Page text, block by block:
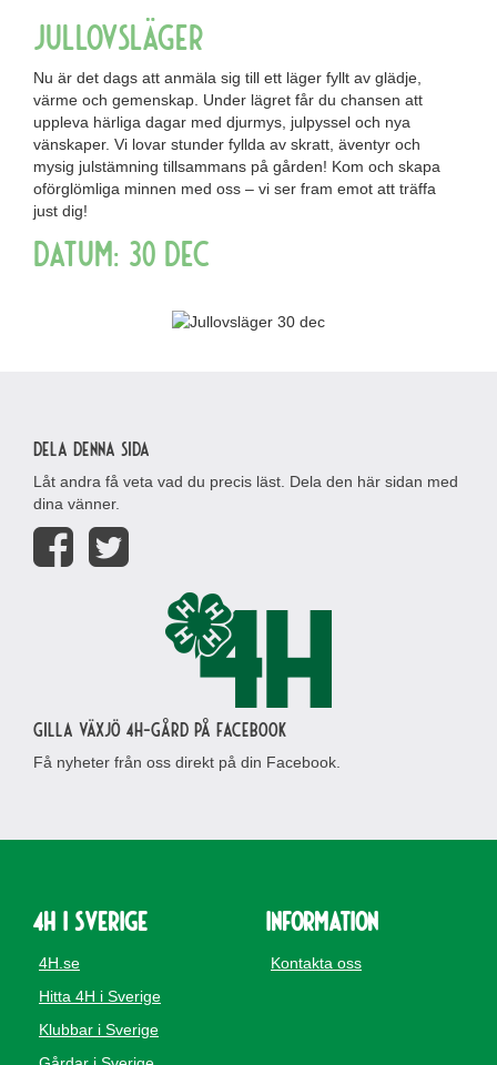
Jullovsläger
Nu är det dags att anmäla sig till ett läger fyllt av glädje,
värme och gemenskap. Under lägret får du chansen att
uppleva härliga dagar med djurmys, julpyssel och nya
vänskaper. Vi lovar stunder fyllda av skratt, äventyr och
mysig julstämning tillsammans på gården! Kom och skapa
oförglömliga minnen med oss – vi ser fram emot att träffa
just dig!
Datum: 30 Dec
Dela denna sida
Låt andra få veta vad du precis läst. Dela den här sidan med
dina vänner.
Gilla Växjö 4H-gård på Facebook
Få nyheter från oss direkt på din Facebook.
4H i Sverige
4H.se
Hitta 4H i Sverige
Klubbar i Sverige
Information
Kontakta oss